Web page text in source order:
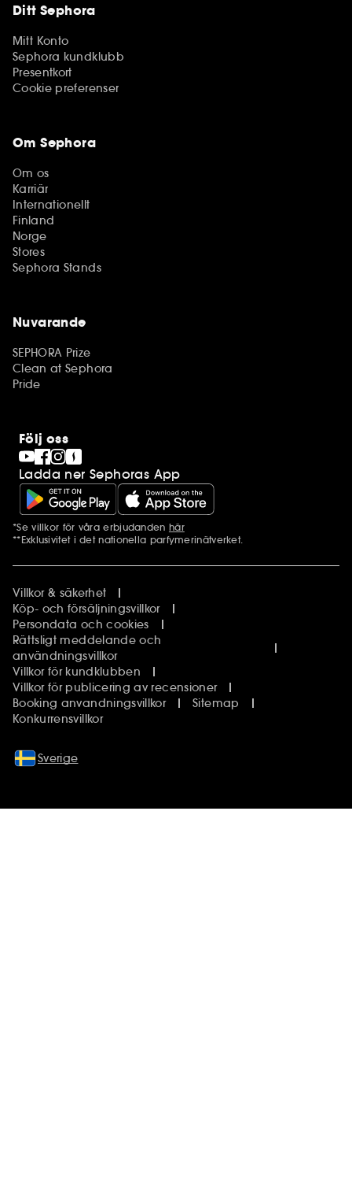
Ditt Sephora
Mitt Konto
Sephora kundklubb
Presentkort
Cookie preferenser
Om Sephora
Om os
Karriär
Internationellt
Finland
Norge
Stores
Sephora Stands
Nuvarande
SEPHORA Prize
Clean at Sephora
Pride
Följ oss
Ladda ner Sephoras App
Ytterligare information
*Se villkor för våra erbjudanden här
**Exklusivitet i det nationella parfymerinätverket.
Villkor & säkerhet
Köp- och försäljningsvillkor
Persondata och cookies
Rättsligt meddelande och
användningsvillkor
Villkor för kundklubben
Villkor för publicering av recensioner
Booking anvandningsvillkor
Sitemap
Konkurrensvillkor
Sverige